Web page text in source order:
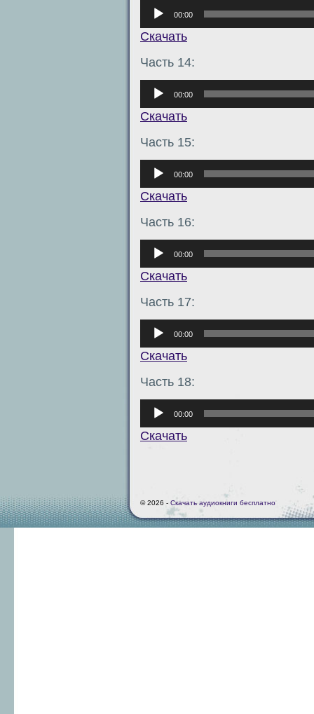
Аудиоплеер
00:00
Скачать
Часть 14:
Аудиоплеер
00:00
Скачать
Часть 15:
Аудиоплеер
00:00
Скачать
Часть 16:
Аудиоплеер
00:00
Скачать
Часть 17:
Аудиоплеер
00:00
Скачать
Часть 18:
Аудиоплеер
00:00
Скачать
© 2026 - Скачать аудиокниги бесплатно